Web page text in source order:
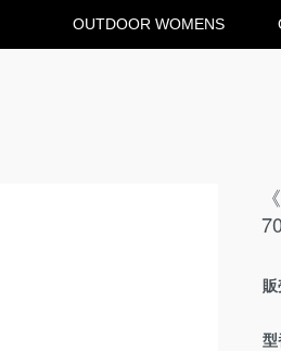
OUTDOOR WOMENS